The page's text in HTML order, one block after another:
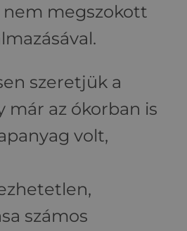
megszokott
szeretjük a
már az ókorban is
volt,
számos